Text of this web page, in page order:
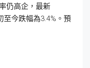
仍高企，最新
至今跌幅為3.4%。預